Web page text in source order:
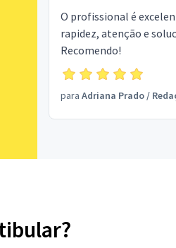
O profissional é
rapidez, atenção e
Recomendo!
para Adriana Prado/